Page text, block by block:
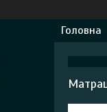
Головна